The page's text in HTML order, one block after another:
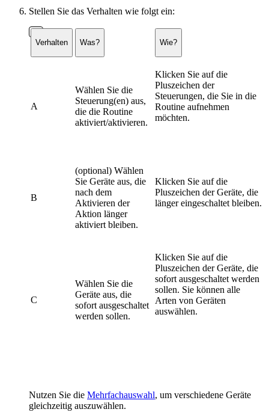
Stellen Sie das Verhalten wie folgt ein:
Verhalten Was? Wie?
A
Wählen Sie die
Steuerung(en) aus,
die die Routine
aktiviert/aktivieren.
Klicken Sie auf die
Pluszeichen der
Steuerungen, die Sie in die
Routine aufnehmen
möchten.
B
(optional) Wählen
Sie Geräte aus, die
nach dem
Aktivieren der
Aktion länger
aktiviert bleiben.
Klicken Sie auf die
Pluszeichen der Geräte, die
länger eingeschaltet bleiben.
C
Wählen Sie die
Geräte aus, die
sofort ausgeschaltet
werden sollen.
Klicken Sie auf die
Pluszeichen der Geräte, die
sofort ausgeschaltet werden
sollen. Sie können alle
Arten von Geräten
auswählen.
Nutzen Sie die Mehrfachauswahl, um verschiedene Geräte
gleichzeitig auszuwählen.